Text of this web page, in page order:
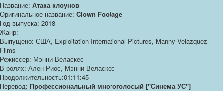
Название: Атака клоунов
Оригинальное название: Clown Footage
Год выпуска: 2018
Жанр:
Выпущено: США, Exploitation International Pictures, Manny Velazquez
Films
Режиссер: Мэнни Веласкес
В ролях: Ален Риос, Мэнни Веласкес
Продолжительность:01:11:45
Перевод: Профессиональный многоголосый ["Синема УС"]